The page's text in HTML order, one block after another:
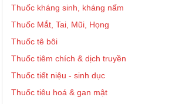
Thuốc kháng sinh, kháng nấm
Thuốc Mắt, Tai, Mũi, Họng
Thuốc tê bôi
Thuốc tiêm chích & dịch truyền
Thuốc tiết niệu - sinh dục
Thuốc tiêu hoá & gan mật